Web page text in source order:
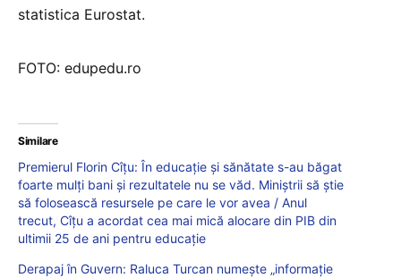
statistica Eurostat.
FOTO: edupedu.ro
Similare
Premierul Florin Cîțu: În educație și sănătate s-au băgat
foarte mulți bani și rezultatele nu se văd. Miniștrii să știe
să folosească resursele pe care le vor avea / Anul
trecut, Cîțu a acordat cea mai mică alocare din PIB din
ultimii 25 de ani pentru educație
Derapaj în Guvern: Raluca Turcan numeşte „informaţie